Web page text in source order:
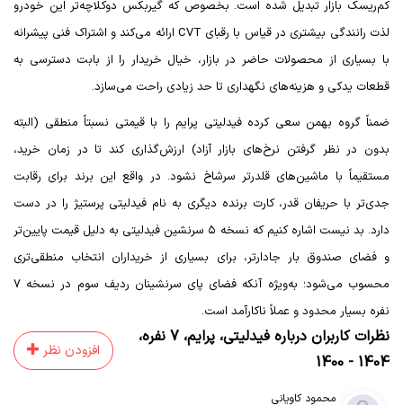
کم‌ریسک بازار تبدیل شده است. بخصوص که گیربکس دوکلاچه‌تر این خودرو
لذت رانندگی بیشتری در قیاس با رقبای CVT ارائه می‌کند و اشتراک فنی پیشرانه
با بسیاری از محصولات حاضر در بازار، خیال خریدار را از بابت دسترسی به
قطعات یدکی و هزینه‌های نگهداری تا حد زیادی راحت می‌سازد.
ضمناً گروه بهمن سعی کرده فیدلیتی پرایم را با قیمتی نسبتاً منطقی (البته
بدون در نظر گرفتن نرخ‌های بازار آزاد) ارزش‌گذاری کند تا در زمان خرید،
مستقیماً با ماشین‌های قلدرتر سرشاخ نشود. در واقع این برند برای رقابت
جدی‌تر با حریفان قدر، کارت برنده دیگری به نام فیدلیتی پرستیژ را در دست
دارد. بد نیست اشاره کنیم که نسخه ۵ سرنشین فیدلیتی به دلیل قیمت پایین‌تر
و فضای صندوق بار جادارتر، برای بسیاری از خریداران انتخاب منطقی‌تری
محسوب می‌شود؛ به‌ویژه آنکه فضای پای سرنشینان ردیف سوم در نسخه ۷
نفره بسیار محدود و عملاً ناکارآمد است.
نظرات کاربران درباره فیدلیتی، پرایم، 7 نفره
،
1404 - 1400
افزودن نظر
محمود کاویانی